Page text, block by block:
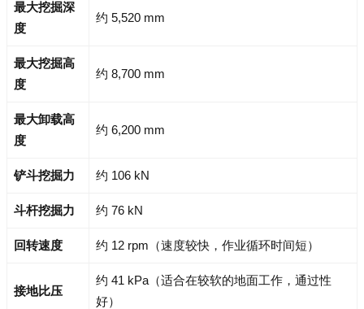
最大挖掘深
度
约 5,520 mm
最大挖掘高
度
约 8,700 mm
最大卸载高
度
约 6,200 mm
铲斗挖掘力 约 106 kN
斗杆挖掘力 约 76 kN
回转速度 约 12 rpm（速度较快，作业循环时间短）
接地比压
约 41 kPa（适合在较软的地面工作，通过性
好）